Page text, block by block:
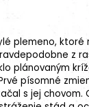
plemeno, ktoré
z
plánovaným
písomné
s jej